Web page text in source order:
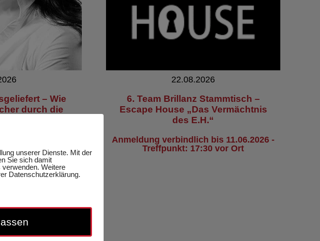
– Wie
durch die
22.08.2026
6. Team Brillanz Stammtisch –
Escape House „Das Vermächtnis
des E.H.“
Anmeldung verbindlich bis 11.06.2026 -
Treffpunkt: 17:30 vor Ort
unserer Dienste. Mit der
Sie sich damit
Weitere
Datenschutzerklärung.